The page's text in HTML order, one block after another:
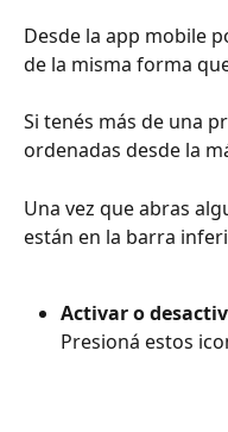
Desde la app mobile
de la misma forma
Si tenés más de una
ordenadas desde la
Una vez que abras
están en la barra
Activar o
Presioná estos